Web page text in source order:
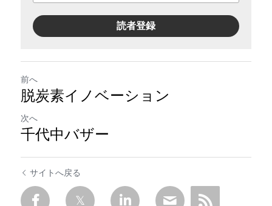
読者登録
前へ
脱炭素イノベーション
次へ
千代中バザー
サイトへ戻る